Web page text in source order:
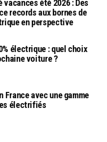
vacances été 2026 : Des
records aux bornes de
en perspective
électrique : quel choix
voiture ?
France avec une gamme
électrifiés